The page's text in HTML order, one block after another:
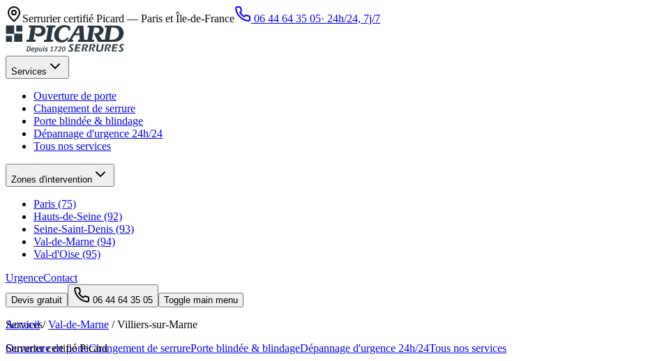
Serrurier certifié Picard — Paris et Île-de-France 06 44 64 35 05· 24h/24, 7j/7
Services
Ouverture de porte
Changement de serrure
Porte blindée & blindage
Dépannage d'urgence 24h/24
Tous nos services
Zones d'intervention
Paris (75)
Hauts-de-Seine (92)
Seine-Saint-Denis (93)
Val-de-Marne (94)
Val-d'Oise (95)
UrgenceContact
Devis gratuit 06 44 64 35 05 Toggle main menu
Services
Ouverture de porteChangement de serrurePorte blindée & blindageDépannage d'urgence 24h/24Tous nos services
Accueil / Val-de-Marne / Villiers-sur-Marne
Serrurier certifié Picard